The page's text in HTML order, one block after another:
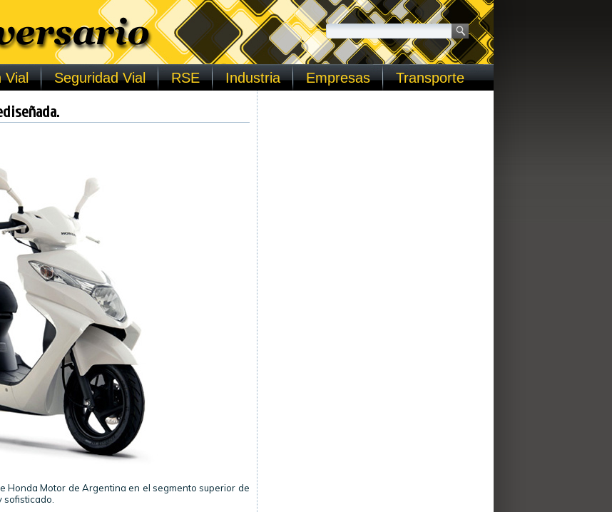
Vial Seguridad Vial RSE Industria Empresas Transporte
Honda Motor de Argentina en el segmento superior de
sofisticado.